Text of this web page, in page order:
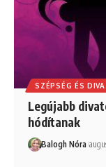
SZÉPSÉG ÉS
Legújabb
hódítanak
Balogh Nóra